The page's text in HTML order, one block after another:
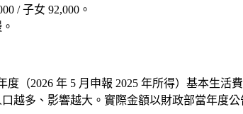
/ 子女 92,000。
度（2026 年 5 月申報 2025 年所得）基本生
越多、影響越大。實際金額以財政部當年度公